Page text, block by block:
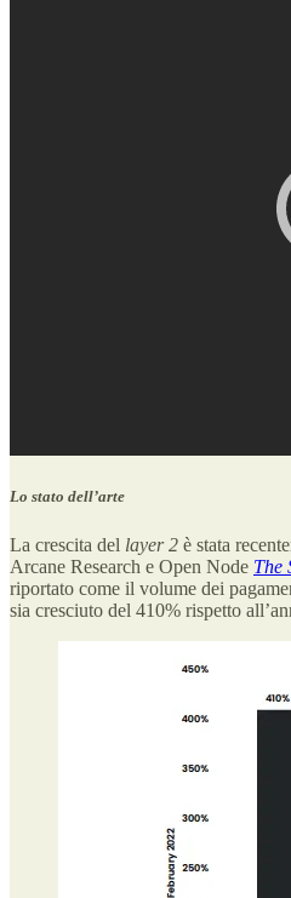
Lo stato dell’arte
La crescita del layer 2 è stata
Arcane Research e Open Node The
riportato come il volume dei
sia cresciuto del 410% rispetto